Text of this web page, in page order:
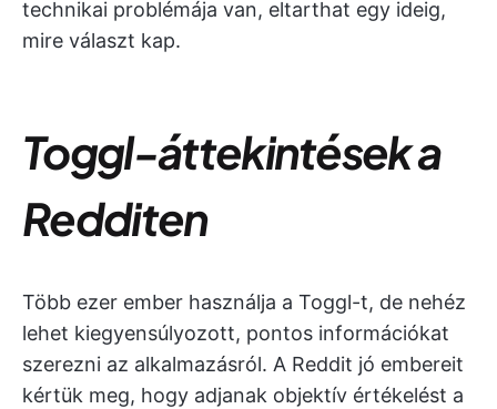
technikai problémája van, eltarthat egy ideig,
mire választ kap.
Toggl-áttekintések a
Redditen
Több ezer ember használja a Toggl-t, de nehéz
lehet kiegyensúlyozott, pontos információkat
szerezni az alkalmazásról. A Reddit jó embereit
kértük meg, hogy adjanak objektív értékelést a